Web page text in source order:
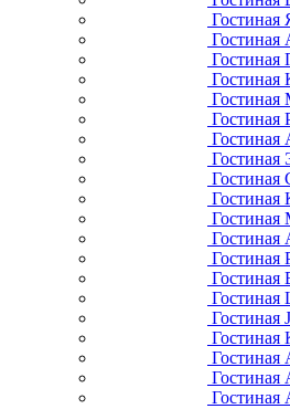
Гостиная
Гостиная
Гостиная
Гостиная
Гостиная
Гостиная
Гостиная
Гостиная
Гостиная
Гостиная
Гостиная
Гостиная
Гостиная
Гостиная
Гостиная
Гостиная
Гостиная
Гостиная
Гостиная